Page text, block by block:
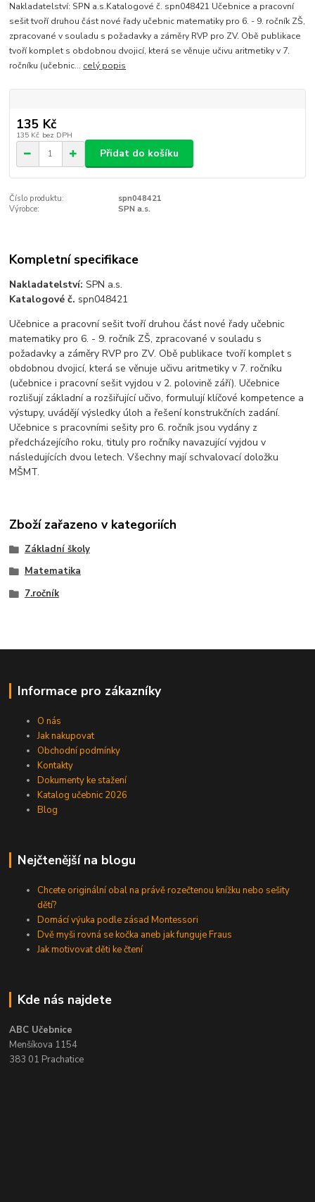
Nakladatelství: SPN a.s.Katalogové č. spn048421 Učebnice a pracovní
sešit tvoří druhou část nové řady učebnic matematiky pro 6. - 9. ročník ZŠ,
zpracované v souladu s požadavky a záměry RVP pro ZV. Obě publikace
tvoří komplet s obdobnou dvojicí, která se věnuje učivu aritmetiky v 7.
ročníku (učebnic... celý popis
135 Kč
135 Kč bez DPH
Přidat do košíku
Číslo produktu:
spn048421
Výrobce:
SPN a.s.
Kompletní specifikace
Nakladatelství:SPN a.s.
Katalogové č. spn048421
Učebnice a pracovní sešit tvoří druhou část nové řady učebnic
matematiky pro 6. - 9. ročník ZŠ, zpracované v souladu s
požadavky a záměry RVP pro ZV. Obě publikace tvoří komplet s
obdobnou dvojicí, která se věnuje učivu aritmetiky v 7. ročníku
(učebnice i pracovní sešit vyjdou v 2. polovině září). Učebnice
rozlišují základní a rozšiřující učivo, formulují klíčové kompetence a
výstupy, uvádějí výsledky úloh a řešení konstrukčních zadání.
Učebnice s pracovními sešity pro 6. ročník jsou vydány z
předcházejícího roku, tituly pro ročníky navazující vyjdou v
následujících dvou letech. Všechny mají schvalovací doložku
MŠMT.
Zboží zařazeno v kategoriích
Základní školy
Matematika
7.ročník
Informace pro zákazníky
O nás
Jak nakupovat
Obchodní podmínky
Kontakty
Dokumenty ke stažení
Katalog učebnic 2026
Blog
Nejčtenější na blogu
Chcete originální obal na právě rozečtenou knížku nebo sešity
dětí?
Domácí výuka podle zásad Montessori
Dvě myši rovná se kočka aneb jak funguje Fraus
Jak motivovat děti ke čtení
Kde nás najdete
ABC Učebnice
Menšíkova 1154
383 01 Prachatice